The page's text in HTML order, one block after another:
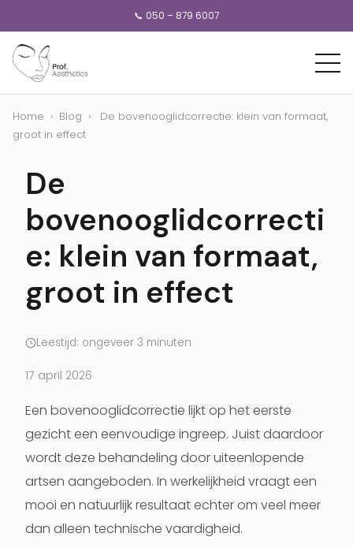
📞 050 – 879 6007
Home › Blog ›
De bovenooglidcorrectie: klein van formaat,
groot in effect
De
bovenooglidcorrecti
e: klein van formaat,
groot in effect
Leestijd: ongeveer 3 minuten
17 april 2026
Een bovenooglidcorrectie lijkt op het eerste
gezicht een eenvoudige ingreep. Juist daardoor
wordt deze behandeling door uiteenlopende
artsen aangeboden. In werkelijkheid vraagt een
mooi en natuurlijk resultaat echter om veel meer
dan alleen technische vaardigheid.